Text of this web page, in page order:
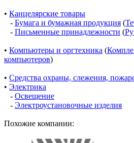
• Канцелярские товары
- Бумага и бумажная продукция (
- Письменные принадлежности (
• Компьютеры и оргтехника (
компьютеров)
• Средства охраны, слежения,
• Электрика
- Освещение
- Электроустановочные изделия
Похожие компании: